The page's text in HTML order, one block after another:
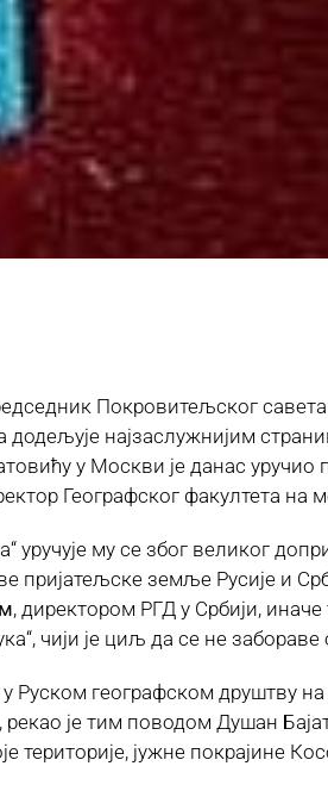
Покровитељског
најзаслужнијим
у Москви је данас
Географског факултета
му се због великог
пријатељске земље Русије и
, директором РГД у Србији,
чији је циљ да се не
Руском географском друштву
рекао је тим поводом Душан
територије, јужне покрајине